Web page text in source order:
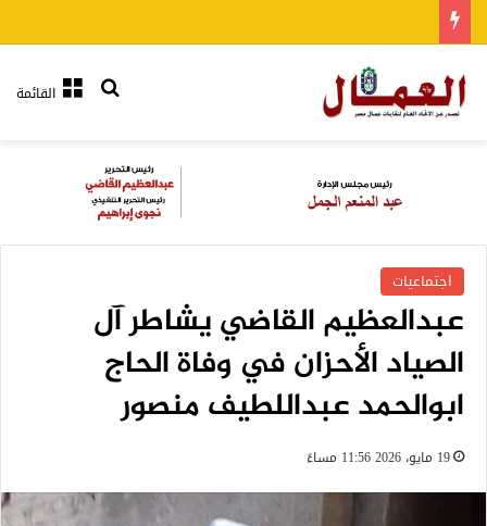
القائمةبحث عن
اجتماعيات
عبدالعظيم القاضي يشاطر آل
الصياد الأحزان في وفاة الحاج
ابوالحمد عبداللطيف منصور
19 مايو، 2026 11:56 مساءً